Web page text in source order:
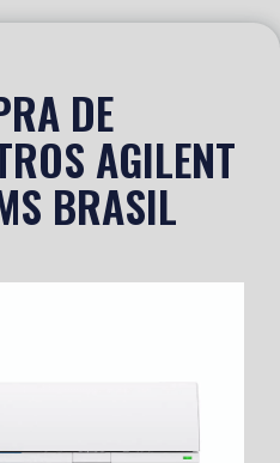
DE
AGILENT
BRASIL